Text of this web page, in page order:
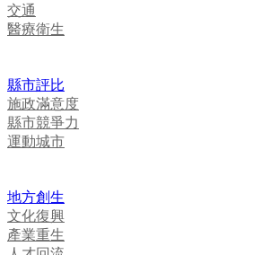
交通
醫療衛生
縣市評比
施政滿意度
縣市競爭力
運動城市
地方創生
文化復興
產業重生